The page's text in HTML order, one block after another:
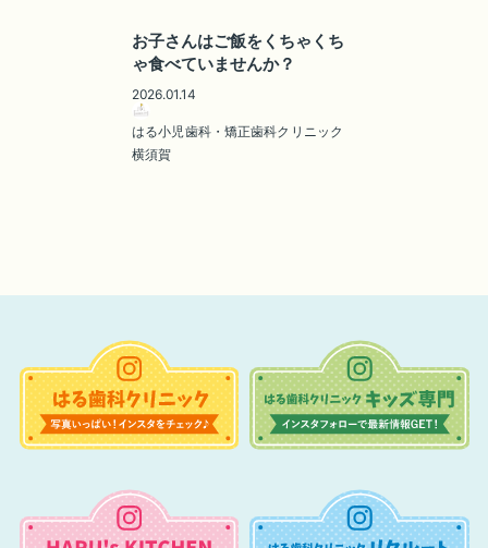
お子さんはご飯をくちゃくち
ゃ食べていませんか？
2026.01.14
はる小児歯科・矯正歯科クリニック
横須賀